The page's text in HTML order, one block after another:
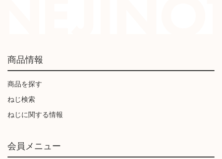
商品情報
商品を探す
ねじ検索
ねじに関する情報
会員メニュー